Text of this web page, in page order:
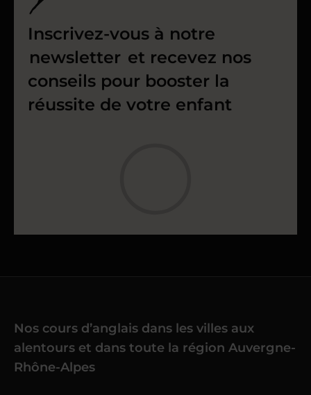
Inscrivez-vous à notre
newsletter et recevez nos
conseils pour booster la
réussite de votre enfant
Nos cours d’anglais dans les villes aux
alentours et dans toute la région Auvergne-
Rhône-Alpes